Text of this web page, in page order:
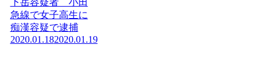
急線で女子高生に
痴漢容疑で逮捕
2020.01.182020.01.19